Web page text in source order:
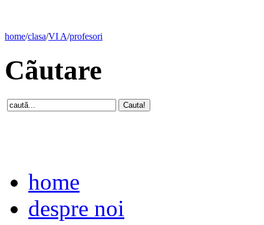
home/clasa/VI A/profesori
Cãutare
home
despre noi